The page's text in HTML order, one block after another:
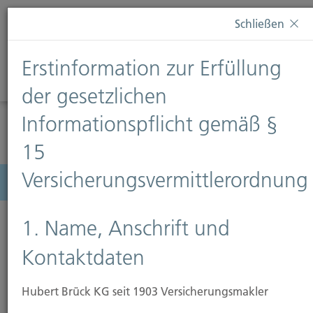
Diese Webseite verwendet Cookies. Wenn Sie weiterhin
Informationen finden Sie auf unserer SeiteDatenschutz
Diese Nachricht nicht erneut anzeigen
Menü
Rechtsschutzversicherung
Schließen
Erstinformation zur Erfüllung
der gesetzlichen
Informationspflicht gemäß §
15
Versicherungsvermittlerordnung
1. Name, Anschrift und
Kontaktdaten
Hubert Brück KG seit 1903 Versicherungsmakler